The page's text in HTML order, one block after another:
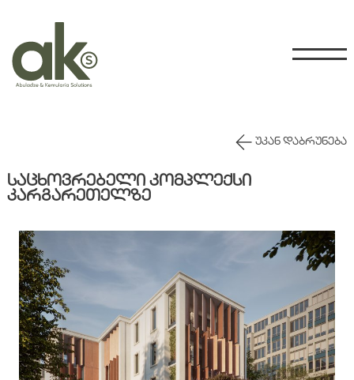
ᲣᲙᲐᲜ ᲓᲐᲑᲠᲣᲜᲔᲑᲐ
ᲡᲐᲪᲮᲝᲕᲠᲔᲑᲔᲚᲘ ᲙᲝᲛᲞᲚᲔᲥᲡᲘ
ᲙᲐᲠᲒᲐᲠᲔᲗᲔᲚᲖᲔ